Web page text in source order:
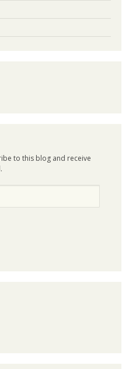
to this blog and receive